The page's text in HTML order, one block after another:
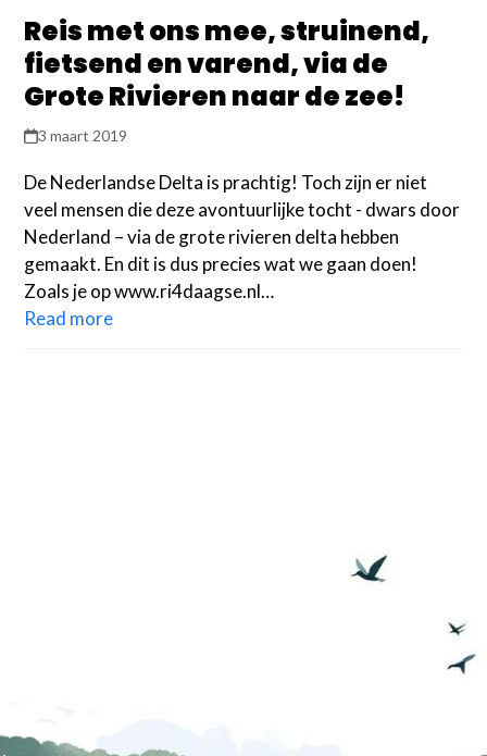
Reis met ons mee, struinend,
fietsend en varend, via de
Grote Rivieren naar de zee!
3 maart 2019
De Nederlandse Delta is prachtig! Toch zijn er niet
veel mensen die deze avontuurlijke tocht - dwars door
Nederland – via de grote rivieren delta hebben
gemaakt. En dit is dus precies wat we gaan doen!
Zoals je op www.ri4daagse.nl…
Read more